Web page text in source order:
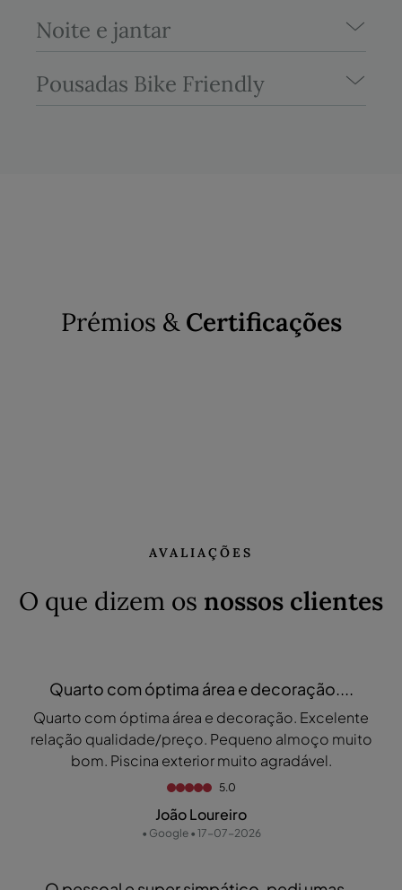
Noite e jantar
Pousadas Bike Friendly
Prémios &Certificações
AVALIAÇÕES
O que dizem os nossos clientes
Quarto com óptima área e decoração....
Quarto com óptima área e decoração. Excelente
relação qualidade/preço. Pequeno almoço muito
bom. Piscina exterior muito agradável.
5.0
João Loureiro
• Google • 17-07-2026